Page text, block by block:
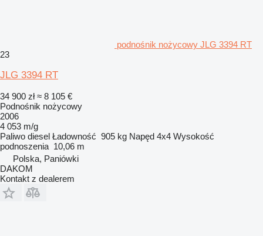
podnośnik nożycowy JLG 3394 RT
23
JLG 3394 RT
34 900 zł ≈ 8 105 €
Podnośnik nożycowy
2006
4 053 m/g
Paliwo diesel Ładowność 905 kg Napęd 4x4 Wysokość
podnoszenia 10,06 m
Polska, Paniówki
DAKOM
Kontakt z dealerem